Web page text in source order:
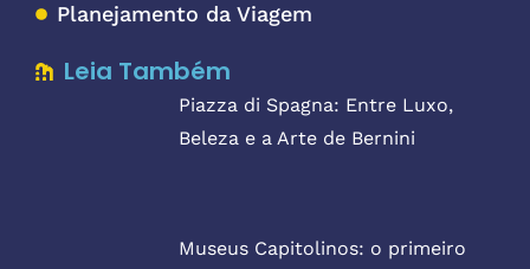
Planejamento da Viagem
Leia Também
Piazza di Spagna: Entre Luxo,
Beleza e a Arte de Bernini
Museus Capitolinos: o primeiro